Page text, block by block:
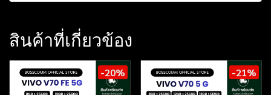
สินค้าที่เกี่ยวข้อง
-20% -21%